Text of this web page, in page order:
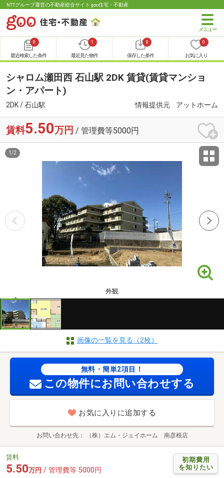
NTTグループ運営の不動産総合サイト goo住宅・不動産
0
最近検索した条件
1
最近見た物件
0
保存した条件
0
お気に入り
シャロム瀬田西 石山駅 2DK 賃貸(賃貸マンショ
ン・アパート)
2DK / 石山駅 情報提供元 アットホーム
賃料5.50万円 / 管理費等5000円
外観
1 /2
画像の一覧を見る（2枚）
無料・簡単2項目！
この物件にお問い合わせする
お気に入りに追加する
お問い合わせ先 （株）エム・ジェイホーム 南彦根店
初期費用
を知りたい
賃料
5.50万円 / 管理費等 5000円